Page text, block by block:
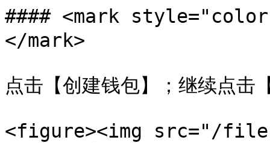
#### <mark
</mark>
点击【创建钱包】；继续点击
<figure><img src="/files/